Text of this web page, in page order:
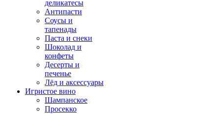
деликатесы
Антипасти
Соусы и
тапенады
Паста и снеки
Шоколад и
конфеты
Десерты и
печенье
Лёд и аксессуары
Игристое вино
Шампанское
Просекко